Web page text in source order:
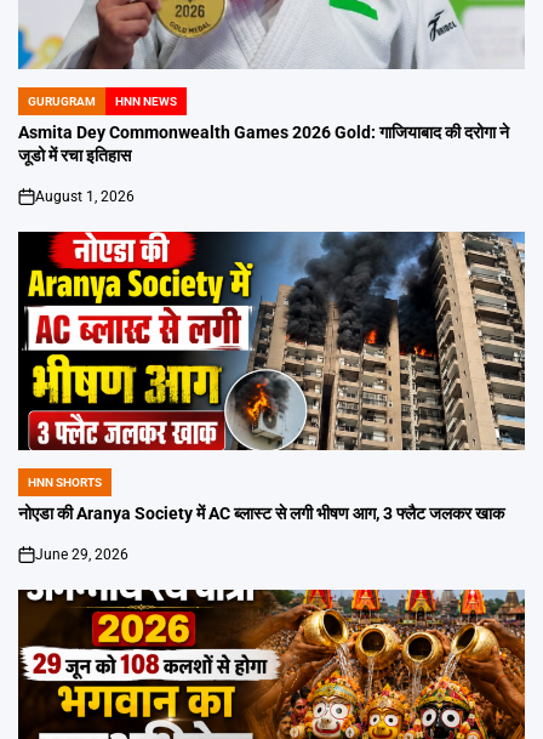
POSTED
IN
GURUGRAM HNN NEWS
Asmita Dey Commonwealth Games 2026 Gold: गाजियाबाद की दरोगा ने
जूडो में रचा इतिहास
on
August 1, 2026
POSTED
IN
HNN SHORTS
नोएडा की Aranya Society में AC ब्लास्ट से लगी भीषण आग, 3 फ्लैट जलकर खाक
on
June 29, 2026